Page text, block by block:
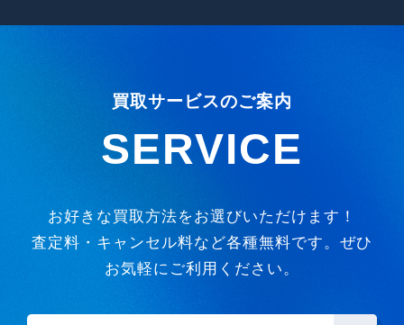
買取サービスのご案内
SERVICE
お好きな買取方法をお選びいただけます！
査定料・キャンセル料など各種無料です。ぜひ
お気軽にご利用ください。